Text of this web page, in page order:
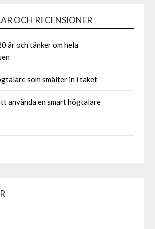
OCH RECENSIONER
år och tänker om hela
som smälter in i taket
använda en smart högtalare